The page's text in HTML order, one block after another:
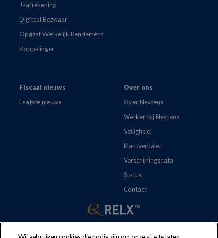
Jaarrekening
Digitaal Bezwaar
Opgaaf Werkelijk Rendement
Koppelingen
Fiscaal nieuws
Laatste nieuws
Over ons
Over Nextens
Werken bij Nextens
Veiligheid
Klantverhalen
Verschijningsdata
Status
Contact